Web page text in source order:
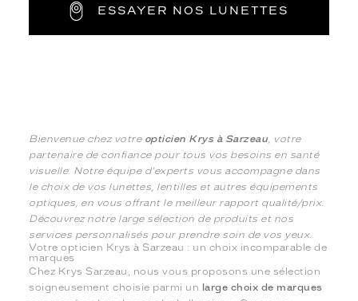
ESSAYER NOS LUNETTES
Bienvenue chez votre opticien Krys à Sarzeau, votre
partenaire de confiance pour tous vos besoins en santé
visuelle. Notre équipe d'experts vous accompagne dans
le choix de vos lunettes, lentilles et autres équipements
optiques, en vous offrant le meilleur rapport qualité/prix.
Découvrez notre large sélection de produits et nos
services personnalisés pour prendre soin de vos yeux.
Votre opticien Krys à Sarzeau : un choix incomparable de
marques
Chez Krys Sarzeau, nous vous proposons une sélection
soigneusement choisie parmi un large choix de marques